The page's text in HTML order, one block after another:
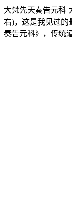
大梵先天奏告元科
右)，这是我见过的
奏告元科》，传统